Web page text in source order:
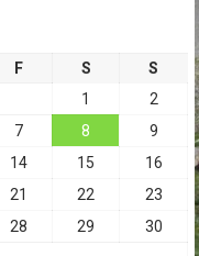
F S
S
1
2
7 8
9
14 15
16
21 22
23
28 29
30